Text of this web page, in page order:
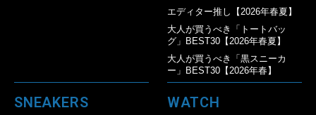
エディター推し【2026年春夏】
大人が買うべき「トートバッ
グ」BEST30【2026年春夏】
大人が買うべき「黒スニーカ
ー」BEST30【2026年春】
SNEAKERS WATCH